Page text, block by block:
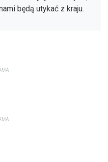
będą utykać z kraju.